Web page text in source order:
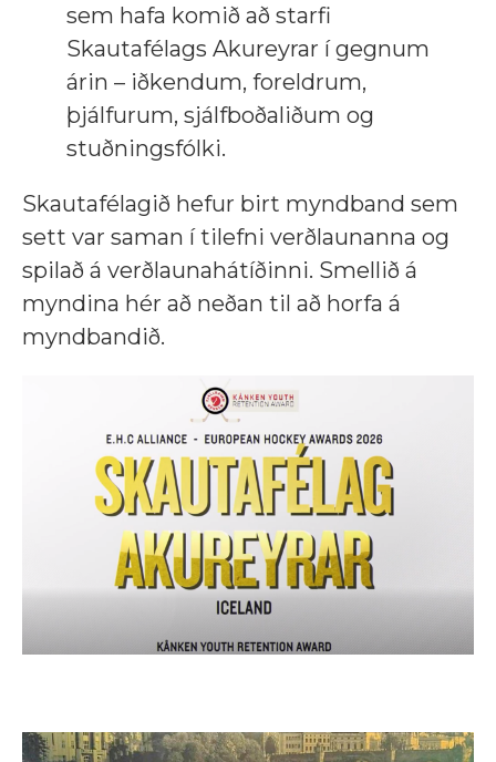
sem hafa komið að starfi
Skautafélags Akureyrar í gegnum
árin – iðkendum, foreldrum,
þjálfurum, sjálfboðaliðum og
stuðningsfólki.
Skautafélagið hefur birt myndband sem
sett var saman í tilefni verðlaunanna og
spilað á verðlaunahátíðinni. Smellið á
myndina hér að neðan til að horfa á
myndbandið.